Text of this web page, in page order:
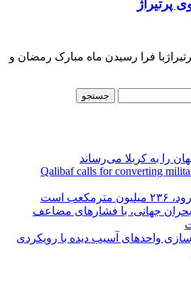
خودروی پرتیراژبا فرا رسیدن ماه مبارک رمضان و
را به کربلا می‌رساند
Qalibaf calls for converting
است
بحران جهانی، با فشارهای مضاعف
واحدهای آسیب دیده با رویکردی